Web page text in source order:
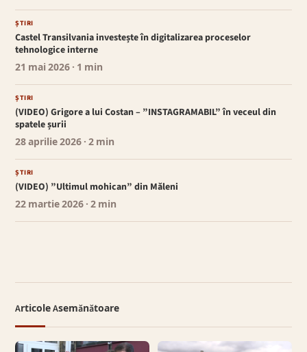
ȘTIRI
Castel Transilvania investește în digitalizarea proceselor
tehnologice interne
21 mai 2026 · 1 min
ȘTIRI
(VIDEO) Grigore a lui Costan – ”INSTAGRAMABIL” în veceul din
spatele șurii
28 aprilie 2026 · 2 min
ȘTIRI
(VIDEO) ”Ultimul mohican” din Măleni
22 martie 2026 · 2 min
Articole Asemănătoare